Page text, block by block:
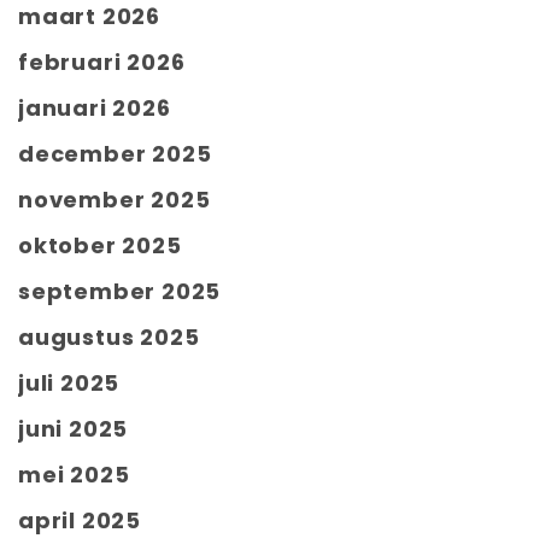
maart 2026
februari 2026
januari 2026
december 2025
november 2025
oktober 2025
september 2025
augustus 2025
juli 2025
juni 2025
mei 2025
april 2025